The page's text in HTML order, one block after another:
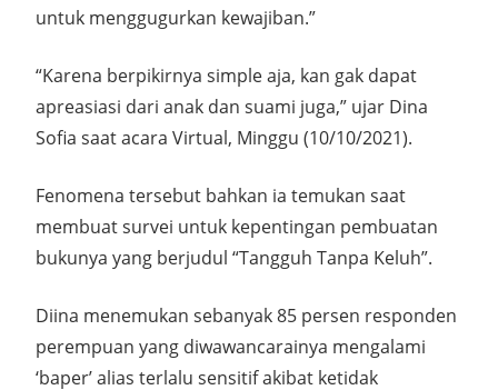
untuk menggugurkan kewajiban.”
“Karena berpikirnya simple aja, kan gak dapat
apreasiasi dari anak dan suami juga,” ujar Dina
Sofia saat acara Virtual, Minggu (10/10/2021).
Fenomena tersebut bahkan ia temukan saat
membuat survei untuk kepentingan pembuatan
bukunya yang berjudul “Tangguh Tanpa Keluh”.
Diina menemukan sebanyak 85 persen responden
perempuan yang diwawancarainya mengalami
‘baper’ alias terlalu sensitif akibat ketidak